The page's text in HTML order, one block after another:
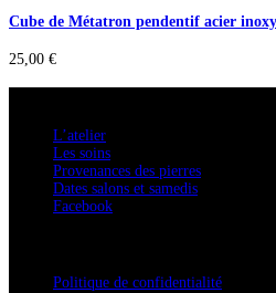
Cube de Métatron pendentif acier
25,00 €
L’atelier
Les soins
Provenances des pierres
Dates salons et samedis
Facebook
Politique de confidentialité